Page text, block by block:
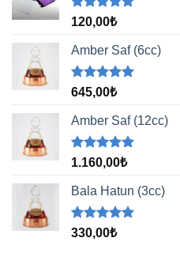
5 üzerinden
oy
aldı
120,00₺
Amber Saf (6cc)
5 üzerinden
oy
aldı
645,00₺
Amber Saf (12cc)
5 üzerinden
oy
aldı
1.160,00₺
Bala Hatun (3cc)
5 üzerinden
oy
330,00₺